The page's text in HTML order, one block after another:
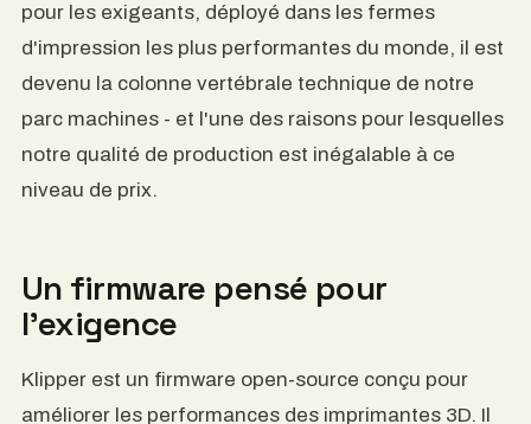
pour les exigeants, déployé dans les fermes
d'impression les plus performantes du monde, il est
devenu la colonne vertébrale technique de notre
parc machines - et l'une des raisons pour lesquelles
notre qualité de production est inégalable à ce
niveau de prix.
Un firmware pensé pour
l'exigence
Klipper est un firmware open-source conçu pour
améliorer les performances des imprimantes 3D. Il